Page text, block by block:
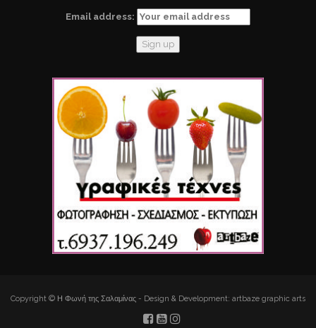
Email address:
Copyright © Η Φωνή της Σαλαμίνας - Design & Development: artbaze graphic arts